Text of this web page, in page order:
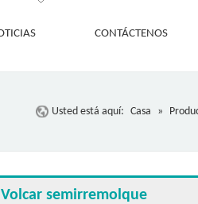
CONTÁCTENOS
Usted está aquí: Casa »
Volcar semirremolque